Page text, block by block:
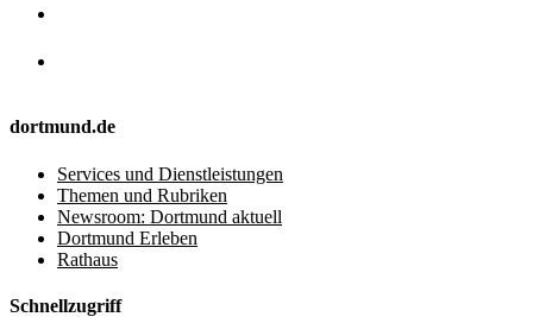
dortmund.de
Services und Dienstleistungen
Themen und Rubriken
Newsroom: Dortmund aktuell
Dortmund Erleben
Rathaus
Schnellzugriff